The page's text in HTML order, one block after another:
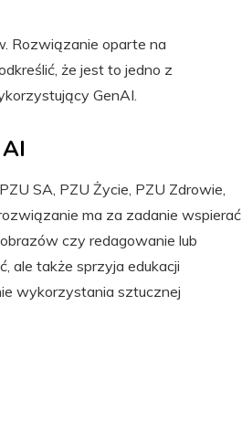
Rozwiązanie oparte na
że jest to jedno z
GenAI.
SA, PZU Życie, PZU Zdrowie,
ma za zadanie wspierać
czy redagowanie lub
ale także sprzyja edukacji
wykorzystania sztucznej